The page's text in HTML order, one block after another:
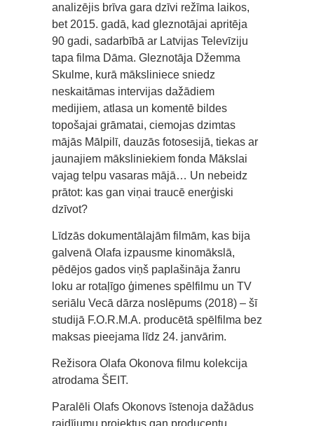
analizējis brīva gara dzīvi režīma laikos,
bet 2015. gadā, kad gleznotājai apritēja
90 gadi, sadarbībā ar Latvijas Televīziju
tapa filma Dāma. Gleznotāja Džemma
Skulme, kurā māksliniece sniedz
neskaitāmas intervijas dažādiem
medijiem, atlasa un komentē bildes
topošajai grāmatai, ciemojas dzimtas
mājās Mālpilī, dauzās fotosesijā, tiekas ar
jaunajiem māksliniekiem fonda Mākslai
vajag telpu vasaras mājā… Un nebeidz
prātot: kas gan viņai traucē enerģiski
dzīvot?
Līdzās dokumentālajām filmām, kas bija
galvenā Olafa izpausme kinomākslā,
pēdējos gados viņš paplašināja žanru
loku ar rotaļīgo ģimenes spēlfilmu un TV
seriālu Vecā dārza noslēpums (2018) – šī
studijā F.O.R.M.A. producētā spēlfilma bez
maksas pieejama līdz 24. janvārim.
Režisora Olafa Okonova filmu kolekcija
atrodama ŠEIT.
Paralēli Olafs Okonovs īstenoja dažādus
raidījumu projektus gan producentu